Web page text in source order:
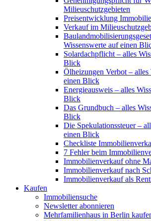
Milieuschutzgebieten
Preisentwicklung
Verkauf im
Wissenswerte auf einen
Solardachpflicht – alles
Blick
Ölheizungen Verbot – alles
einen Blick
Energieausweis – alles
Blick
Das Grundbuch – alles
Blick
Die Spekulationssteuer –
einen Blick
Checkliste
7 Fehler beim
Immobilienverkauf ohne
Immobilienverkauf nach
Immobilienverkauf als
Kaufen
Immobiliensuche
Newsletter abonnieren
Mehrfamilienhaus in Berlin